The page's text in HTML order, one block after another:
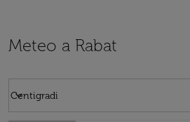
Meteo a Rabat
Centigradi
keyboard_arrow_down